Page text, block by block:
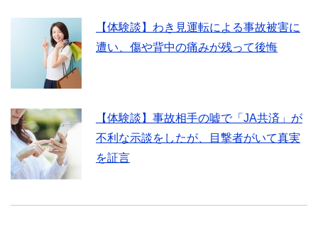
【体験談】わき見運転による事故被害に
遭い、傷や背中の痛みが残って後悔
【体験談】事故相手の嘘で「JA共済」が
不利な示談をしたが、目撃者がいて真実
を証言